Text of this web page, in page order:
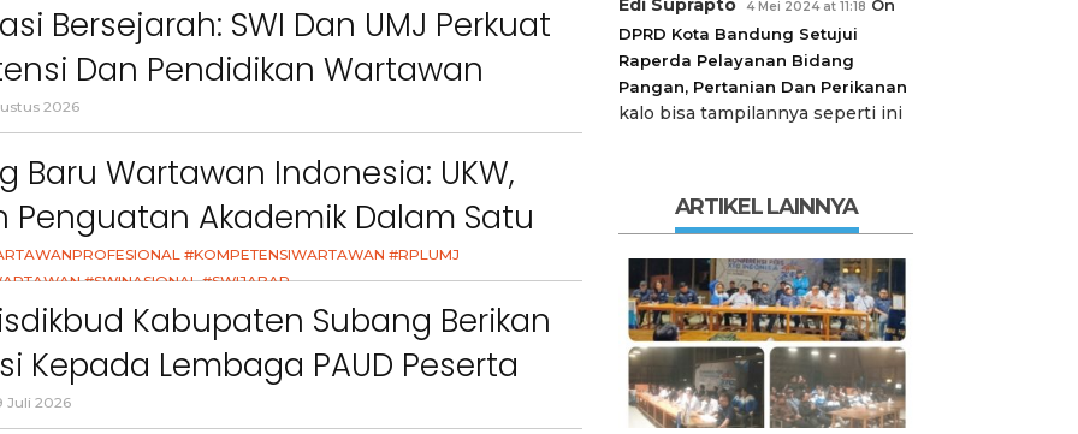
Bersejarah: SWI Dan UMJ Perkuat
Dan Pendidikan Wartawan
2026
Baru Wartawan Indonesia: UKW,
Penguatan Akademik Dalam Satu
#KOMPETENSIWARTAWAN #RPLUMJ
#SWINASIONAL #SWIJABAR
Kabupaten Subang Berikan
Kepada Lembaga PAUD Peserta
MPLS Dan G7KAIH
Juli 2026
Edi Suprapto
4 Mei 2024 at 11:18 On
DPRD Kota Bandung Setujui
Raperda Pelayanan Bidang
Pangan, Pertanian Dan Perikanan
kalo bisa tampilannya seperti ini
ARTIKEL LAINNYA